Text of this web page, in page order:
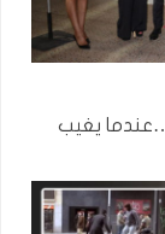
منذ 6 سنوات …عندما يغيب